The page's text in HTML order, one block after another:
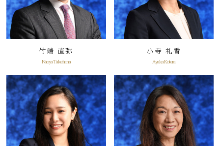
竹端 直弥
Naoya Takehana
小寺 礼香
Ayaka Kotera